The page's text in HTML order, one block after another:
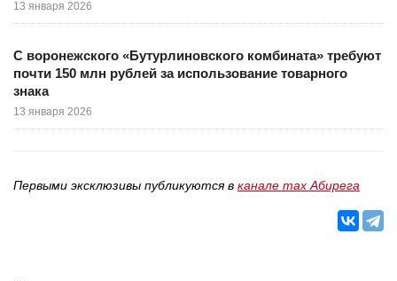
13 января 2026
С воронежского «Бутурлиновского комбината» требуют
почти 150 млн рублей за использование товарного
знака
13 января 2026
Первыми эксклюзивы публикуются в канале max Абирега